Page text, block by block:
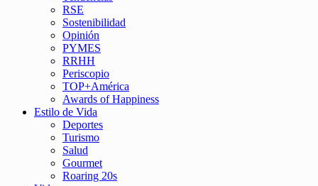
RSE
Sostenibilidad
Opinión
PYMES
RRHH
Periscopio
TOP+América
Awards of Happiness
Estilo de Vida
Deportes
Turismo
Salud
Gourmet
Roaring 20s